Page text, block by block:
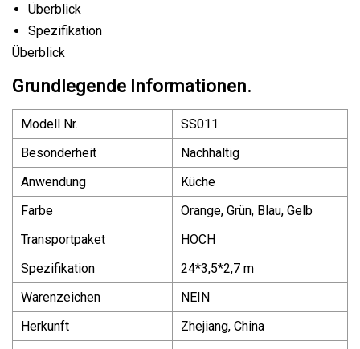
Überblick
Spezifikation
Überblick
Grundlegende Informationen.
Modell Nr.
SS011
Besonderheit
Nachhaltig
Anwendung
Küche
Farbe
Orange, Grün, Blau, Gelb
Transportpaket
HOCH
Spezifikation
24*3,5*2,7 m
Warenzeichen
NEIN
Herkunft
Zhejiang, China